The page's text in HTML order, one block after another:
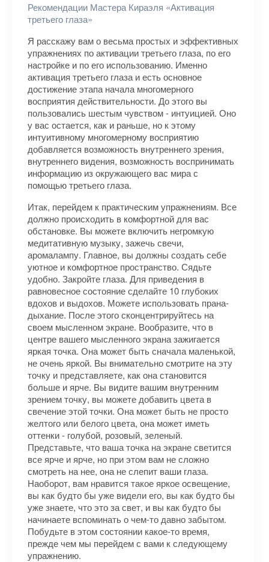
Рекомендации Мастера Кираэля «Активация
третьего глаза»
Я расскажу вам о весьма простых и эффективных
упражнениях по активации третьего глаза, по его
настройке и по его использованию. Именно
активация третьего глаза и есть основное
достижение этапа начала многомерного
восприятия действительности. До этого вы
пользовались шестым чувством - интуицией. Оно
у вас остается, как и раньше, но к этому
интуитивному многомерному восприятию
добавляется возможность внутреннего зрения,
внутреннего видения, возможность воспринимать
информацию из окружающего вас мира с
помощью третьего глаза.
Итак, перейдем к практическим упражнениям. Все
должно происходить в комфортной для вас
обстановке. Вы можете включить негромкую
медитативную музыку, зажечь свечи,
аромалампу. Главное, вы должны создать себе
уютное и комфортное пространство. Сядьте
удобно. Закройте глаза. Для приведения в
равновесное состояние сделайте 10 глубоких
вдохов и выдохов. Можете использовать прана-
дыхание. После этого сконцентрируйтесь на
своем мысленном экране. Вообразите, что в
центре вашего мысленного экрана зажигается
яркая точка. Она может быть сначала маленькой,
не очень яркой. Вы внимательно смотрите на эту
точку и представляете, как она становится
больше и ярче. Вы видите вашим внутренним
зрением точку, вы можете добавить цвета в
свечение этой точки. Она может быть не просто
желтого или белого цвета, она может иметь
оттенки - голубой, розовый, зеленый.
Представьте, что ваша точка на экране светится
все ярче и ярче, но при этом вам не сложно
смотреть на нее, она не слепит ваши глаза.
Наоборот, вам нравится такое яркое освещение,
вы как будто бы уже видели его, вы как будто бы
уже знаете, что это за свет, и вы как будто бы
начинаете вспоминать о чем-то давно забытом.
Побудьте в этом состоянии какое-то время,
прежде чем мы перейдем с вами к следующему
упражнению.